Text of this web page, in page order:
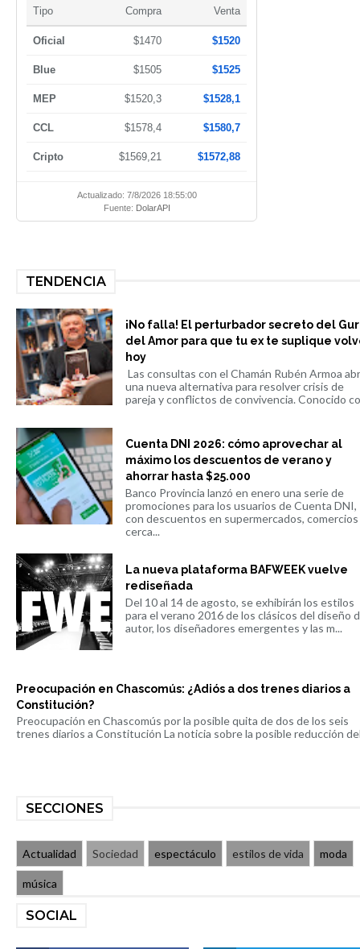
Tipo Compra Venta
Oficial $1470 $1520
Blue $1505 $1525
MEP $1520,3 $1528,1
CCL $1578,4 $1580,7
Cripto $1569,21 $1572,88
Actualizado: 7/8/2026 18:55:00
Fuente: DolarAPI
TENDENCIA
¡No falla! El perturbador secreto del
del Amor para que tu ex te suplique
hoy
Las consultas con el Chamán Rubén Armoa
una nueva alternativa para resolver crisis de
pareja y conflictos de convivencia. Conocido
Cuenta DNI 2026: cómo aprovechar al
máximo los descuentos de verano y
ahorrar hasta $25.000
Banco Provincia lanzó en enero una serie de
promociones para los usuarios de Cuenta DNI,
con descuentos en supermercados,
cerca...
La nueva plataforma BAFWEEK vuelve
rediseñada
Del 10 al 14 de agosto, se exhibirán los estilos
para el verano 2016 de los clásicos del diseño
autor, los diseñadores emergentes y las m...
Preocupación en Chascomús: ¿Adiós a dos trenes diarios a
Constitución?
Preocupación en Chascomús por la posible quita de dos de los seis
trenes diarios a Constitución La noticia sobre la posible reducción
SECCIONES
Actualidad Sociedad espectáculo estilos de vida moda
música
SOCIAL